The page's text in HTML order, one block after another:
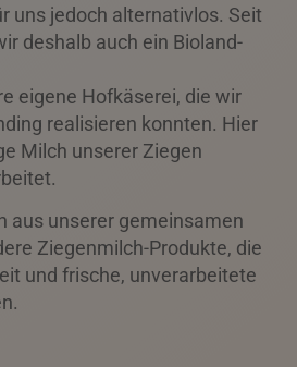
uns jedoch alternativlos. Seit
deshalb auch ein Bioland-
eigene Hofkäserei, die wir
realisieren konnten. Hier
Milch unserer Ziegen
aus unserer gemeinsamen
Ziegenmilch-Produkte, die
und frische, unverarbeitete